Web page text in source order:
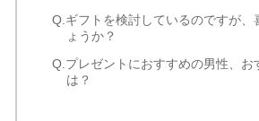
Q.ギフトを検討しているのですが、
ょうか？
Q.プレゼントにおすすめの男性、お
は？